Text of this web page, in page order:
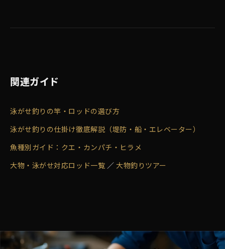
関連ガイド
泳がせ釣りの竿・ロッドの選び方
泳がせ釣りの仕掛け徹底解説（堤防・船・エレベーター）
魚種別ガイド：クエ・カンパチ・ヒラメ
大物・泳がせ対応ロッド一覧 ／ 大物釣りツアー